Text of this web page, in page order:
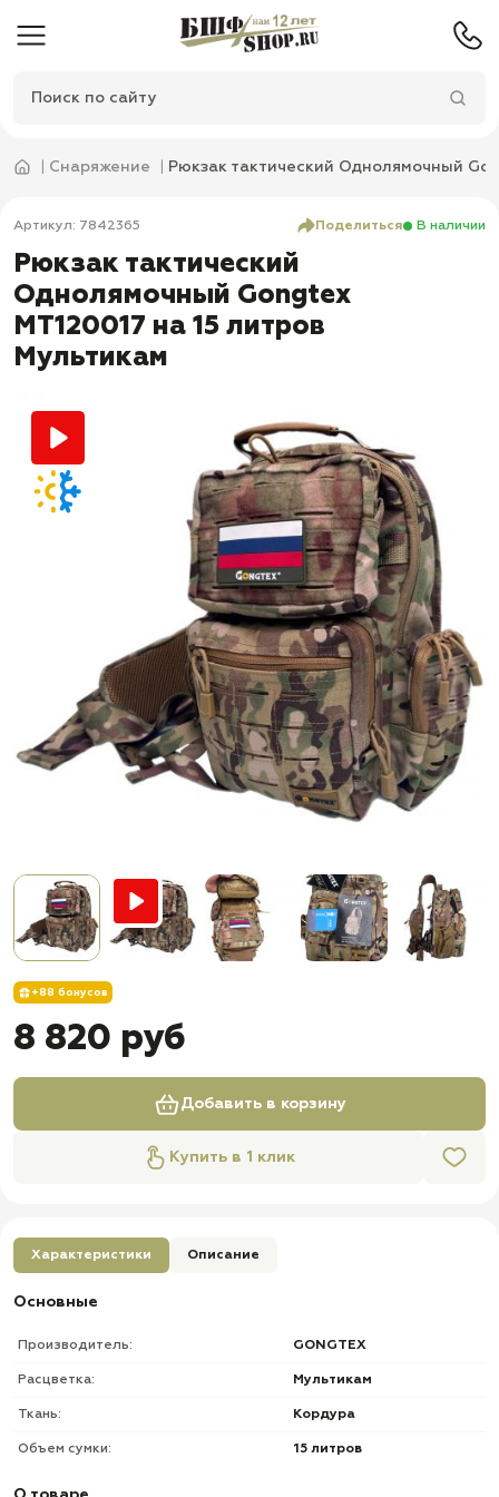
Снаряжение Рюкзак тактический Однолямочный
Артикул: 7842365 Поделиться В наличии
Рюкзак тактический
Однолямочный Gongtex
MT120017 на 15 литров
Мультикам
+88 бонусов
8 820 руб
Добавить в корзину
Купить в 1 клик
Характеристики Описание
Основные
Производитель: GONGTEX
Расцветка: Мультикам
Ткань: Кордура
Объем сумки: 15 литров